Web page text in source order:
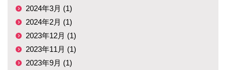
2024年3月 (1)
2024年2月 (1)
2023年12月 (1)
2023年11月 (1)
2023年9月 (1)